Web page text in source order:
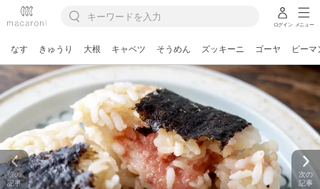
ログイン メニュー
なす きゅうり 大根 キャベツ そうめん ズッキーニ ゴーヤ ピーマ
前の
記事
次の
記事